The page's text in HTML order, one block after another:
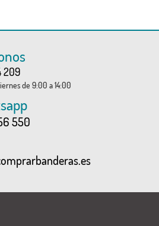
209
de 9:00 a 14:00
550